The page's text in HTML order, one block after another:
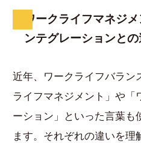
ワークライフマネジ
ンテグレーションと
近年、ワークライフバラン
ライフマネジメント」や「
ーション」といった言葉も
ます。それぞれの違いを理